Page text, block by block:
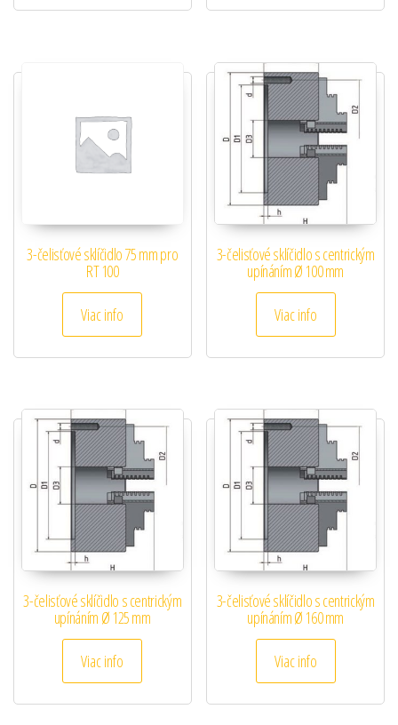
3-čelisťové sklíčidlo 75 mm pro
RT 100
Viac info
3-čelisťové sklíčidlo s centrickým
upínáním Ø 100 mm
Viac info
3-čelisťové sklíčidlo s centrickým
upínáním Ø 125 mm
Viac info
3-čelisťové sklíčidlo s centrickým
upínáním Ø 160 mm
Viac info